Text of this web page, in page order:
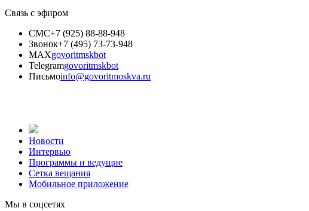
Связь с эфиром
СМС+7 (925) 88-88-948
Звонок+7 (495) 73-73-948
MAXgovoritmskbot
Telegramgovoritmskbot
Письмоinfo@govoritmoskva.ru
Новости
Интервью
Программы и ведущие
Сетка вещания
Мобильное приложение
Мы в соцсетях